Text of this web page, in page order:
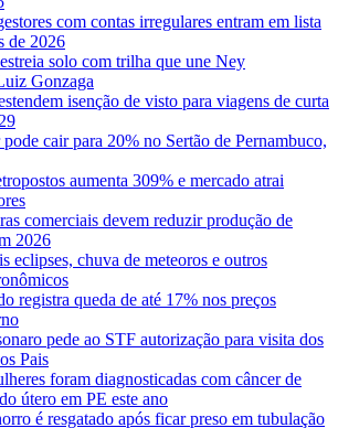
com contas irregulares entram em lista
de 2026
solo com trilha que une Ney
Gonzaga
isenção de visto para viagens de curta
cair para 20% no Sertão de Pernambuco,
aumenta 309% e mercado atrai
comerciais devem reduzir produção de
2026
eclipses, chuva de meteoros e outros
registra queda de até 17% nos preços
pede ao STF autorização para visita dos
Pais
foram diagnosticadas com câncer de
útero em PE este ano
é resgatado após ficar preso em tubulação